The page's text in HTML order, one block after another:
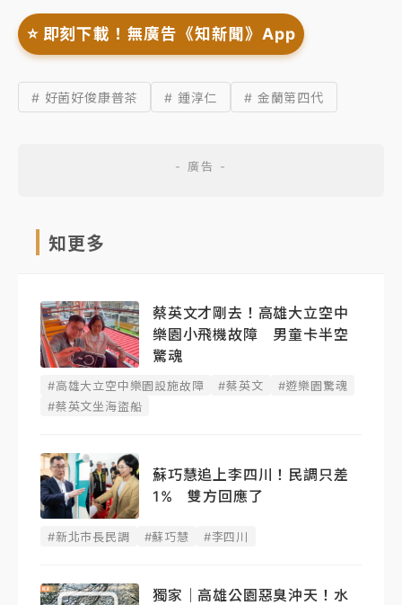
⭐️ 即刻下載！無廣告《知新聞》App
# 好菌好俊康普茶 # 鍾淳仁 # 金蘭第四代
知更多
蔡英文才剛去！高雄大立空中
樂園小飛機故障 男童卡半空
驚魂
#高雄大立空中樂園設施故障 #蔡英文
#遊樂園驚魂
#蔡英文坐海盜船
蘇巧慧追上李四川！民調只差
1% 雙方回應了
#新北市長民調 #蘇巧慧 #李四川
獨家｜高雄公園惡臭沖天！水